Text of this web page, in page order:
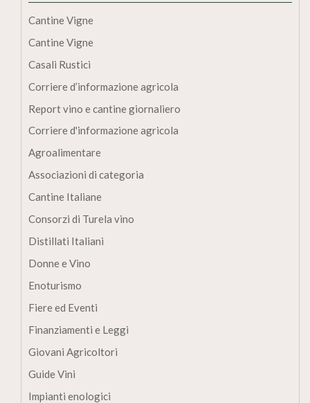
Cantine Vigne
Cantine Vigne
Casali Rustici
Corriere d’informazione agricola
Report vino e cantine giornaliero
Corriere d'informazione agricola
Agroalimentare
Associazioni di categoria
Cantine Italiane
Consorzi di Turela vino
Distillati Italiani
Donne e Vino
Enoturismo
Fiere ed Eventi
Finanziamenti e Leggi
Giovani Agricoltori
Guide Vini
Impianti enologici